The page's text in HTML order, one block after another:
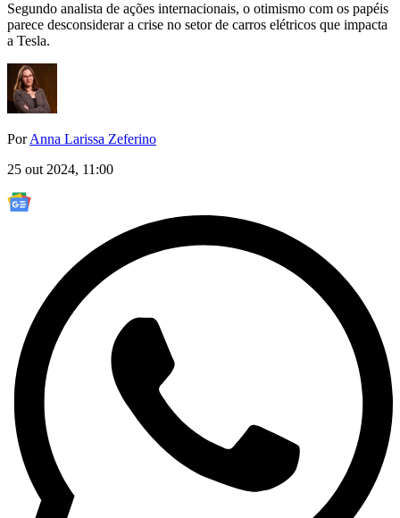
Segundo analista de ações internacionais, o otimismo com os papéis
parece desconsiderar a crise no setor de carros elétricos que impacta
a Tesla.
PorAnna Larissa Zeferino
25 out 2024, 11:00